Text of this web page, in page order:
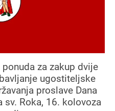
za zakup dvije
ugostiteljske
proslave Dana
sv. Roka, 16. kolovoza